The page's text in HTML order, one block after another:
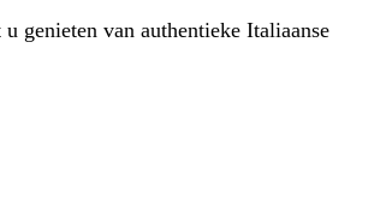
genieten van authentieke Italiaanse